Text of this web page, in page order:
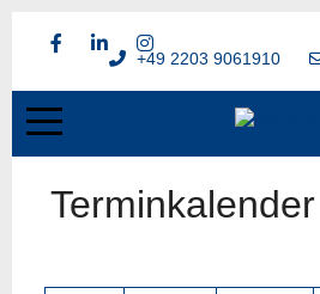
+49 2203 9061910
Terminkalender